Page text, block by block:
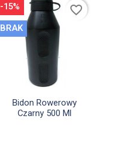
Szybki podgląd
Bidon Rowerowy
Czarny 500 Ml
-15%
BRAK
favorite_border